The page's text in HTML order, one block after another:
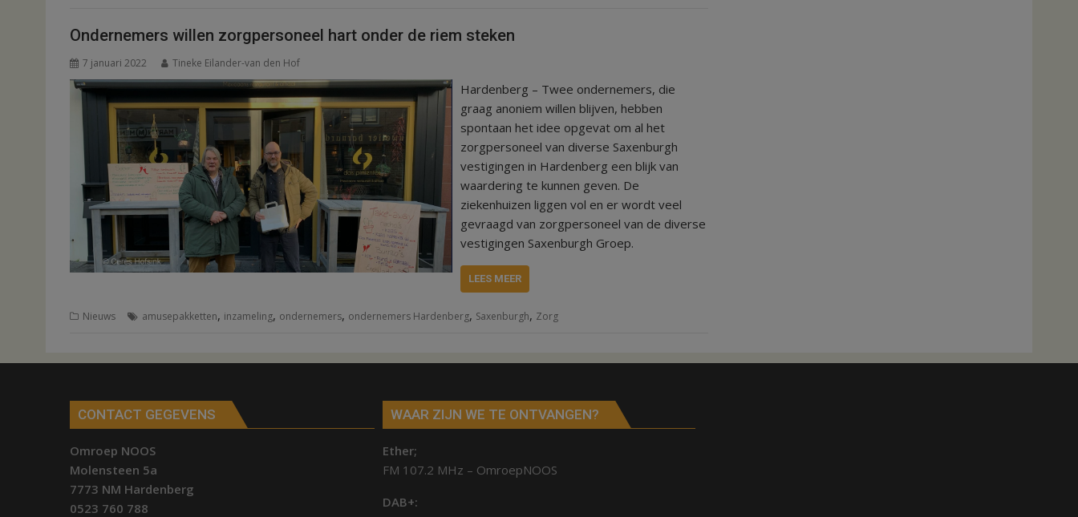
Ondernemers willen zorgpersoneel hart onder de riem steken
7 januari 2022 Tineke Eilander-van den Hof
Hardenberg – Twee ondernemers, die
graag anoniem willen blijven, hebben
spontaan het idee opgevat om al het
zorgpersoneel van diverse Saxenburgh
vestigingen in Hardenberg een blijk van
waardering te kunnen geven. De
ziekenhuizen liggen vol en er wordt veel
gevraagd van zorgpersoneel van de diverse
vestigingen Saxenburgh Groep.
LEES MEER
Nieuws amusepakketten, inzameling, ondernemers, ondernemers Hardenberg, Saxenburgh, Zorg
CONTACT GEGEVENS
Omroep NOOS
Molensteen 5a
7773 NM Hardenberg
0523 760 788
WAAR ZIJN WE TE ONTVANGEN?
Ether;
FM 107.2 MHz – OmroepNOOS
DAB+: